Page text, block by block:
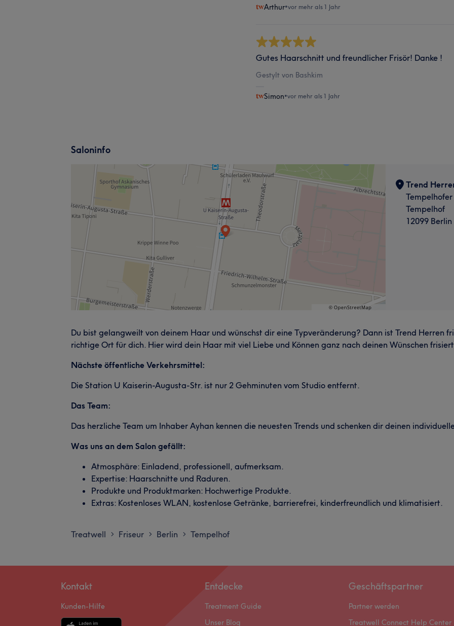
Arthur•vor mehr als 1 Jahr
Gutes Haarschnitt und freundlicher Frisör! Danke !
Gestylt von Bashkim
Simon•vor mehr als 1 Jahr
Saloninfo
Trend
Tempelhof
12099 Berlin
Du bist gelangweilt von deinem Haar und wünschst dir eine Typveränderung? Dann ist Trend Herren
richtige Ort für dich. Hier wird dein Haar mit viel Liebe und Können ganz nach deinen Wünschen
Nächste öffentliche Verkehrsmittel:
Die Station U Kaiserin-Augusta-Str. ist nur 2 Gehminuten vom Studio entfernt.
Das Team:
Das herzliche Team um Inhaber Ayhan kennen die neuesten Trends und schenken dir deinen
Was uns an dem Salon gefällt:
Atmosphäre: Einladend, professionell, aufmerksam.
Expertise: Haarschnitte und Raduren.
Produkte und Produktmarken: Hochwertige Produkte.
Extras: Kostenloses WLAN, kostenlose Getränke, barrierefrei, kinderfreundlich und klimatisiert.
Treatwell > Friseur > Berlin > Tempelhof
Kontakt
Kunden-Hilfe
Entdecke
Treatment Guide
Unser Blog
Geschäftspartner
Partner werden
Treatwell Connect Help Center